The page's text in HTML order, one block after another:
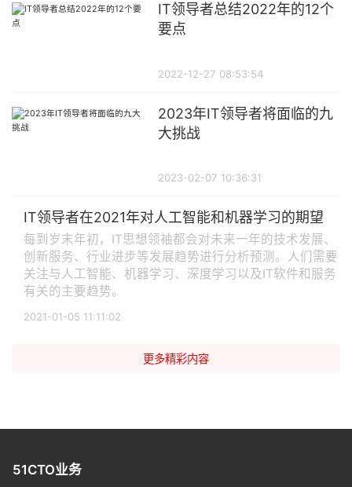
IT领导者总结2022年的12个
要点
2022-12-27 08:53:54
2023年IT领导者将面临的九
大挑战
2023-02-07 10:36:31
IT领导者在2021年对人工智能和机器学习的期望
每到岁末年初，IT思想领袖都会对未来一年的技术发展、
创新服务、行业进步等发展趋势进行分析预测。人们需要
关注与人工智能、机器学习、深度学习以及IT软件和服务
有关的主要趋势。
2021-01-05 11:11:02
更多精彩内容
51CTO业务